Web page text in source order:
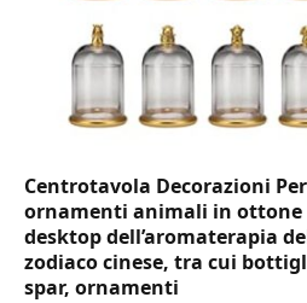
Centrotavola Decorazioni
ornamenti animali in ottone
desktop dell’aromaterapia
zodiaco cinese, tra cui
spar, ornamenti